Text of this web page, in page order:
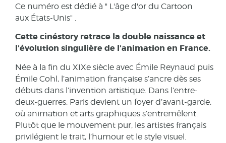
Ce numéro est dédié à " L'âge d'or du Cartoon
aux États-Unis" .
Cette cinéstoryretrace la double naissance et
l’évolution singulière de l’animation en France.
Née à la fin du XIXe siècle avec Émile Reynaud puis
Émile Cohl, l’animation française s’ancre dès ses
débuts dans l’invention artistique. Dans l’entre-
deux-guerres, Paris devient un foyer d’avant-garde,
où animation et arts graphiques s’entremêlent.
Plutôt que le mouvement pur, les artistes français
privilégient le trait, l’humour et le style visuel.